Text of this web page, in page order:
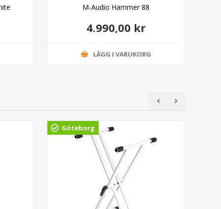
M-Audio Hammer 88
4.990,00 kr
LÄGG I VARUKORG
Göteborg